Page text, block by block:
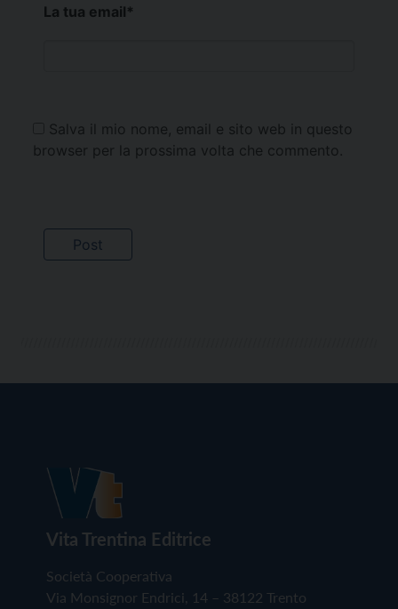
La tua email*
Salva il mio nome, email e sito web in questo
browser per la prossima volta che commento.
Vita Trentina Editrice
Società Cooperativa
Via Monsignor Endrici, 14 – 38122 Trento